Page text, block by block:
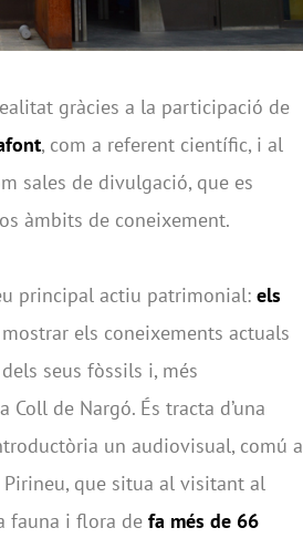
gràcies a la participació de
, com a referent científic, i al
sales de divulgació, que es
àmbits de coneixement.
principal actiu patrimonial: els
els coneixements actuals
seus fòssils i, més
de Nargó. És tracta d’una
un audiovisual, comú a
que situa al visitant al
fauna i flora de fa més de 66